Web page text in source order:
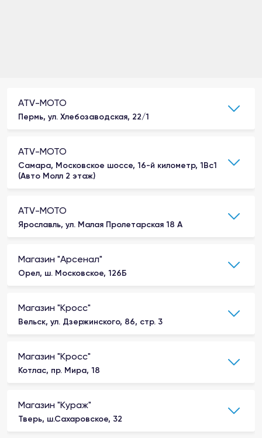
ATV-MOTO
Пермь, ул. Хлебозаводская, 22/1
ATV-MOTO
Самара, Московское шоссе, 16-й километр, 1Вс1
(Авто Молл 2 этаж)
ATV-MOTO
Ярославль, ул. Малая Пролетарская 18 А
Магазин "Арсенал"
Орел, ш. Московское, 126Б
Магазин "Кросс"
Вельск, ул. Дзержинского, 86, стр. 3
Магазин "Кросс"
Котлас, пр. Мира, 18
Магазин "Кураж"
Тверь, ш.Сахаровское, 32